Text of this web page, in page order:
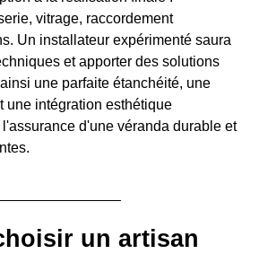
vitrage, raccordement
Un installateur expérimenté saura
et apporter des solutions
une parfaite étanchéité, une
une intégration esthétique
d'une véranda durable et
un artisan